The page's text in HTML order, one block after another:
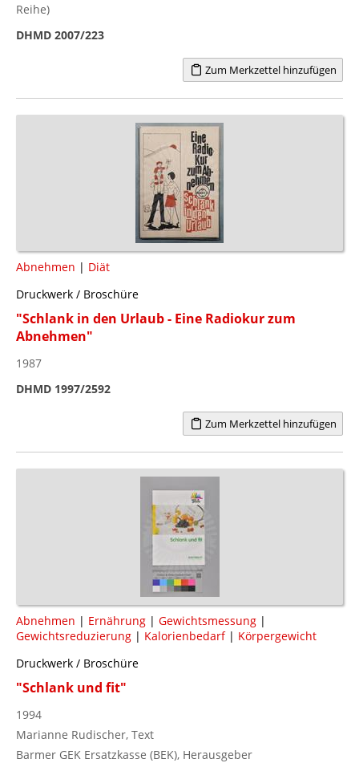
Reihe)
DHMD 2007/223
Zum Merkzettel hinzufügen
Abnehmen | Diät
Druckwerk / Broschüre
"Schlank in den Urlaub - Eine Radiokur zum
Abnehmen"
1987
DHMD 1997/2592
Zum Merkzettel hinzufügen
Abnehmen | Ernährung | Gewichtsmessung |
Gewichtsreduzierung | Kalorienbedarf| Körpergewicht
Druckwerk / Broschüre
"Schlank und fit"
1994
Marianne Rudischer, Text
Barmer GEK Ersatzkasse (BEK), Herausgeber